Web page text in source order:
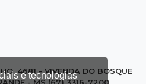
e tecnologias
até 2031
4681 - VIVENDA DO BOSQUE